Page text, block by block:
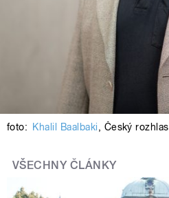
foto: Khalil Baalbaki, Český rozhlas
VŠECHNY ČLÁNKY